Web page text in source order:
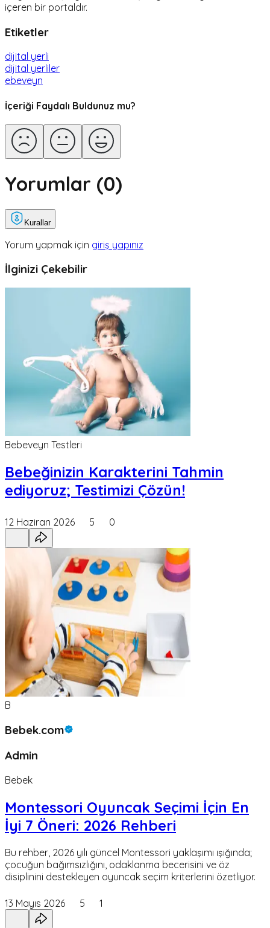
içeren bir portaldır.
Etiketler
dijital yerli
dijital yerliler
ebeveyn
İçeriği Faydalı Buldunuz mu?
Yorumlar (0)
Kurallar
Yorum yapmak için giriş yapınız
İlginizi Çekebilir
Bebeveyn Testleri
Bebeğinizin Karakterini Tahmin
ediyoruz; Testimizi Çözün!
12 Haziran 2026 5 0
B
Bebek.com
Admin
Bebek
Montessori Oyuncak Seçimi İçin En
İyi 7 Öneri: 2026 Rehberi
Bu rehber, 2026 yılı güncel Montessori yaklaşımı ışığında;
çocuğun bağımsızlığını, odaklanma becerisini ve öz
disiplinini destekleyen oyuncak seçim kriterlerini özetliyor.
13 Mayıs 2026 5 1